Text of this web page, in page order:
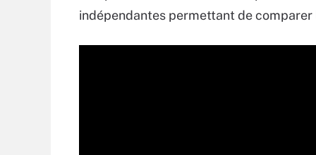
indépendantes permettant de